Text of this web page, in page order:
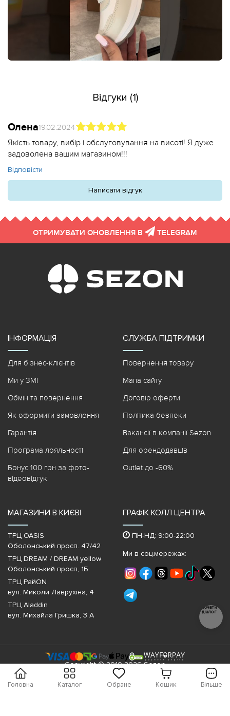
Головна Каталог Обране Кошик Більше
Відгуки (1)
Олена19.02.2024
Якість товару, вибір і обслуговування на висоті! Я дуже
задоволена вашим магазином!!!
Відповісти
Написати відгук
ОТРИМУВАТИ ОНОВЛЕННЯ В TELEGRAM
ІНФОРМАЦІЯ
Для бізнес-клієнтів
Ми у ЗМІ
Обмін та повернення
Як оформити замовлення
Гарантія
Програма лояльності
Бонус 100 грн за фото-
відеовідгук
СЛУЖБА ПІДТРИМКИ
Повернення товару
Мапа сайту
Договір оферти
Політика безпеки
Вакансії в компанії Sezon
Для орендодавців
Outlet до -60%
МАГАЗИНИ В КИЄВІ
ТРЦ OASIS
Оболонський просп. 47/42
ТРЦ DREAM / DREAM yellow
Оболонський просп, 1Б
ТРЦ РайON
вул. Миколи Лаврухіна, 4
ТРЦ Aladdin
вул. Михайла Гришка, 3 А
ГРАФІК КОЛЛ ЦЕНТРА
ПН-НД: 9:00-22:00
Ми в соц.мережах:
Copyright © 2010-2026 Sezon
Почати
діалог